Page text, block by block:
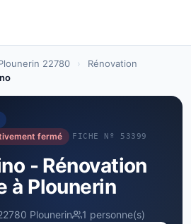
22780 ›
Rénovation
fermé
FICHE Nº 53399
- Rénovation
à Plounerin
Plounerin
1 personne(s)